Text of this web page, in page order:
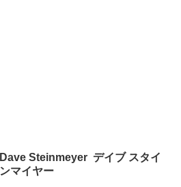
Dave Steinmeyer デイブ スタイ
ンマイヤー